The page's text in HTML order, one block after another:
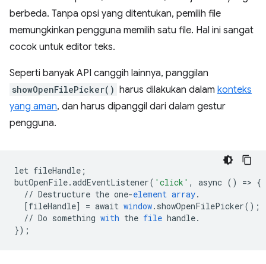
berbeda. Tanpa opsi yang ditentukan, pemilih file
memungkinkan pengguna memilih satu file. Hal ini sangat
cocok untuk editor teks.
Seperti banyak API canggih lainnya, panggilan
showOpenFilePicker() harus dilakukan dalam konteks
yang aman, dan harus dipanggil dari dalam gestur
pengguna.
let fileHandle ;
butOpenFile.addEventListener( 'click' , async () => {
// Destructure the one-element array.
[fileHandle] = await window. showOpenFilePicker();
// Do something with the file handle.
});